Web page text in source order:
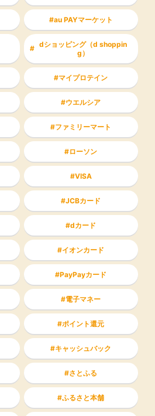
au PAYマーケット
dショッピング（d shoppin
g）
マイプロテイン
ウエルシア
ファミリーマート
ローソン
VISA
JCBカード
dカード
イオンカード
PayPayカード
電子マネー
ポイント還元
キャッシュバック
さとふる
ふるさと本舗